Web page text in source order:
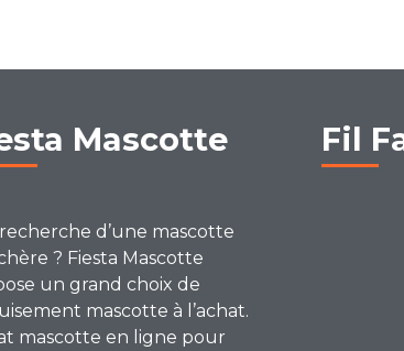
Mascotte
d’une mascotte
? Fiesta Mascotte
un grand choix de
mascotte à l’achat.
mascotte en ligne pour
Fil